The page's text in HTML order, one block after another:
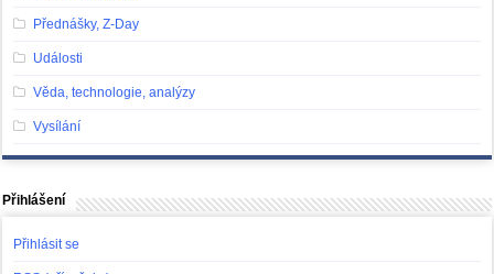
Přednášky, Z-Day
Události
Věda, technologie, analýzy
Vysílání
Přihlášení
Přihlásit se